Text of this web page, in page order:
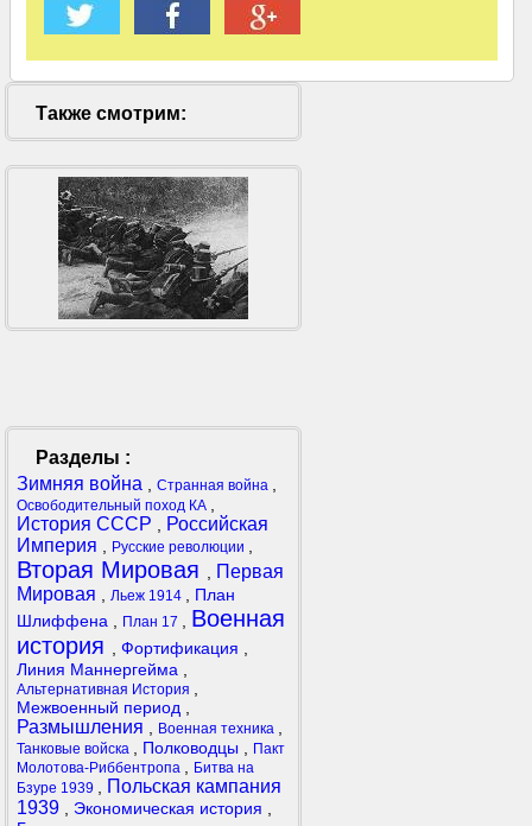
Также смотрим:
Разделы :
Зимняя война
Странная война
Освободительный поход КА
История СССР
Российская
Империя
Русские революции
Вторая Мировая
Первая
Мировая
Льеж 1914
План
Шлиффена
План 17
Военная
история
Фортификация
Линия Маннергейма
Альтернативная История
Межвоенный период
Размышления Военная техника
Танковые войска Полководцы
Пакт
Молотова-Риббентропа
Битва на
Бзуре 1939
Польская кампания
1939
Экономическая история